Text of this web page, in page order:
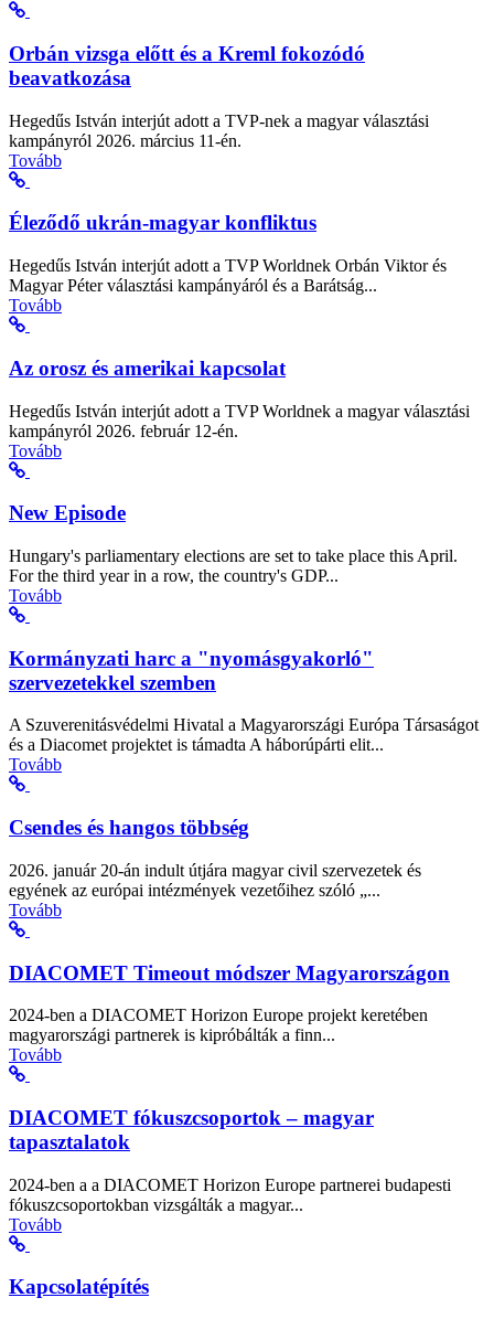
Orbán vizsga előtt és a Kreml fokozódó
beavatkozása
Hegedűs István interjút adott a TVP-nek a magyar választási
kampányról 2026. március 11-én.
Tovább
Éleződő ukrán-magyar konfliktus
Hegedűs István interjút adott a TVP Worldnek Orbán Viktor és
Magyar Péter választási kampányáról és a Barátság...
Tovább
Az orosz és amerikai kapcsolat
Hegedűs István interjút adott a TVP Worldnek a magyar választási
kampányról 2026. február 12-én.
Tovább
New Episode
Hungary's parliamentary elections are set to take place this April.
For the third year in a row, the country's GDP...
Tovább
Kormányzati harc a "nyomásgyakorló"
szervezetekkel szemben
A Szuverenitásvédelmi Hivatal a Magyarországi Európa Társaságot
és a Diacomet projektet is támadta A háborúpárti elit...
Tovább
Csendes és hangos többség
2026. január 20-án indult útjára magyar civil szervezetek és
egyének az európai intézmények vezetőihez szóló „...
Tovább
DIACOMET Timeout módszer Magyarországon
2024-ben a DIACOMET Horizon Europe projekt keretében
magyarországi partnerek is kipróbálták a finn...
Tovább
DIACOMET fókuszcsoportok – magyar
tapasztalatok
2024-ben a a DIACOMET Horizon Europe partnerei budapesti
fókuszcsoportokban vizsgálták a magyar...
Tovább
Kapcsolatépítés